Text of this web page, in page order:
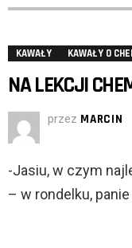
KAWAŁY KAWAŁY O
NA LEKCJI
przez MARCIN
-Jasiu, w czym
– w rondelku,